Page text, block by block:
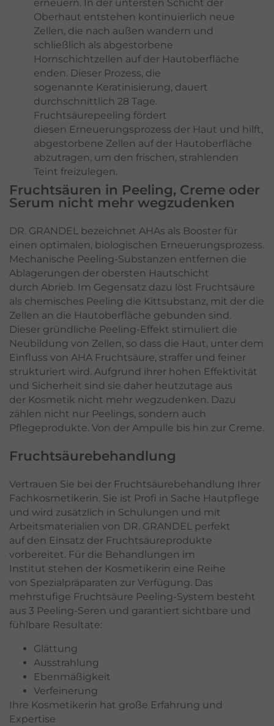
erneuern. In der untersten Schicht der
Oberhaut entstehen kontinuierlich neue
Zellen, die nach außen wandern und
schließlich als abgestorbene
Hornschichtzellen auf der Hautoberfläche
enden. Dieser Prozess, die
sogenannte Keratinisierung, dauert
durchschnittlich 28 Tage.
Fruchtsäurepeeling fördert
diesen Erneuerungsprozess der Haut und hilft,
abgestorbene Zellen auf der Hautoberfläche
abzutragen, um den frischen, strahlenden
Teint freizulegen.
Fruchtsäuren in Peeling, Creme oder
Serum nicht mehr wegzudenken
DR. GRANDEL bezeichnet AHAs als Booster für
einen optimalen, biologischen Erneuerungsprozess.
Mechanische Peeling-Substanzen entfernen die
Ablagerungen der obersten Hautschicht
durch Abrieb. Im Gegensatz dazu löst Fruchtsäure
als chemisches Peeling die Kittsubstanz, mit der die
Zellen an die Hautoberfläche gebunden sind.
Dieser gründliche Peeling-Effekt stimuliert die
Neubildung von Zellen, so dass die Haut, unter dem
Einfluss von AHA Fruchtsäure, straffer und feiner
strukturiert wird. Aufgrund ihrer hohen Effektivität
und Sicherheit sind sie daher heutzutage aus
der Kosmetik nicht mehr wegzudenken. Dazu
zählen nicht nur Peelings, sondern auch
Pflegeprodukte. Von der Ampulle bis hin zur Creme.
Fruchtsäurebehandlung
Vertrauen Sie bei der Fruchtsäurebehandlung Ihrer
Fachkosmetikerin. Sie ist Profi in Sache Hautpflege
und wird zusätzlich in Schulungen und mit
Arbeitsmaterialien von DR. GRANDEL perfekt
auf den Einsatz der Fruchtsäureprodukte
vorbereitet. Für die Behandlungen im
Institut stehen der Kosmetikerin eine Reihe
von Spezialpräparaten zur Verfügung. Das
mehrstufige Fruchtsäure Peeling-System besteht
aus 3 Peeling-Seren und garantiert sichtbare und
fühlbare Resultate:
Glättung
Ausstrahlung
Ebenmäßigkeit
Verfeinerung
Ihre Kosmetikerin hat große Erfahrung und
Expertise